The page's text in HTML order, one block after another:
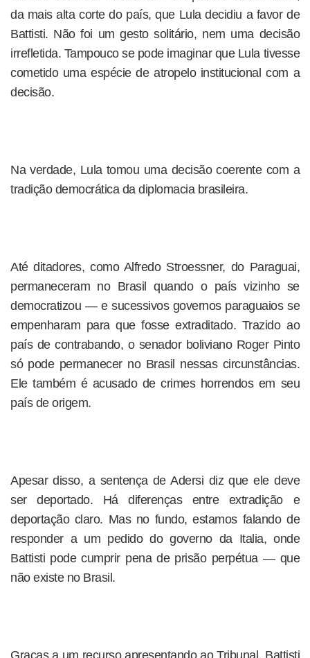
da mais alta corte do país, que Lula decidiu a favor de
Battisti. Não foi um gesto solitário, nem uma decisão
irrefletida. Tampouco se pode imaginar que Lula tivesse
cometido uma espécie de atropelo institucional com a
decisão.
Na verdade, Lula tomou uma decisão coerente com a
tradição democrática da diplomacia brasileira.
Até ditadores, como Alfredo Stroessner, do Paraguai,
permaneceram no Brasil quando o país vizinho se
democratizou — e sucessivos governos paraguaios se
empenharam para que fosse extraditado. Trazido ao
país de contrabando, o senador boliviano Roger Pinto
só pode permanecer no Brasil nessas circunstâncias.
Ele também é acusado de crimes horrendos em seu
país de origem.
Apesar disso, a sentença de Adersi diz que ele deve
ser deportado. Há diferenças entre extradição e
deportação claro. Mas no fundo, estamos falando de
responder a um pedido do governo da Italia, onde
Battisti pode cumprir pena de prisão perpétua — que
não existe no Brasil.
Graças a um recurso apresentando ao Tribunal, Battisti